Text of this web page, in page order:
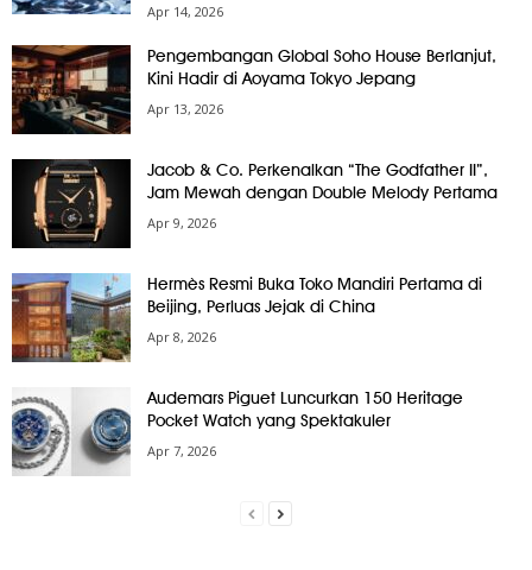
Apr 14, 2026
Pengembangan Global Soho House Berlanjut,
Kini Hadir di Aoyama Tokyo Jepang
Apr 13, 2026
Jacob & Co. Perkenalkan “The Godfather II”,
Jam Mewah dengan Double Melody Pertama
Apr 9, 2026
Hermès Resmi Buka Toko Mandiri Pertama di
Beijing, Perluas Jejak di China
Apr 8, 2026
Audemars Piguet Luncurkan 150 Heritage
Pocket Watch yang Spektakuler
Apr 7, 2026